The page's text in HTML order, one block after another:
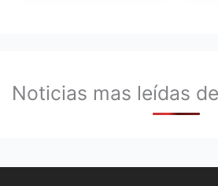
Noticias mas leídas